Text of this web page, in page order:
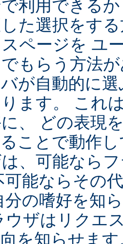
利用できる
た選択をす
ページを ユ
もらう方法
が自動的に
ます。 これ
、 どの表現
ことで動作
、可能なら
可能ならその
分の嗜好を知
ウザはリクエ
を知らせま